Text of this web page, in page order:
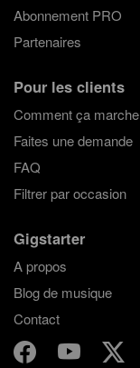
Abonnement PRO
Partenaires
Pour les clients
Comment ça marche
Faites une demande
FAQ
Filtrer par occasion
Gigstarter
A propos
Blog de musique
Contact